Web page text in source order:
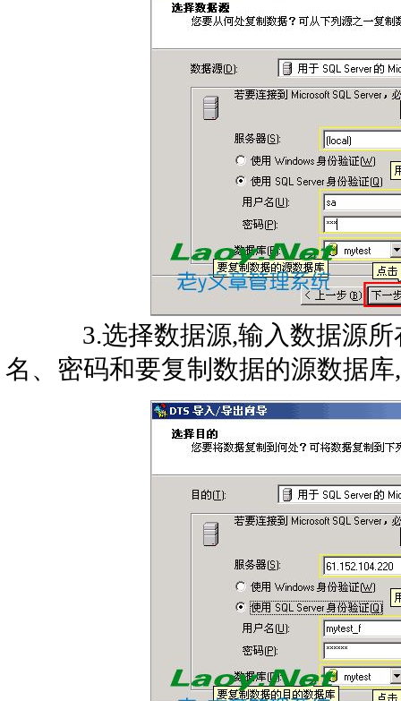
3.选择数据源,输入数据源所
名、密码和要复制数据的源数据库